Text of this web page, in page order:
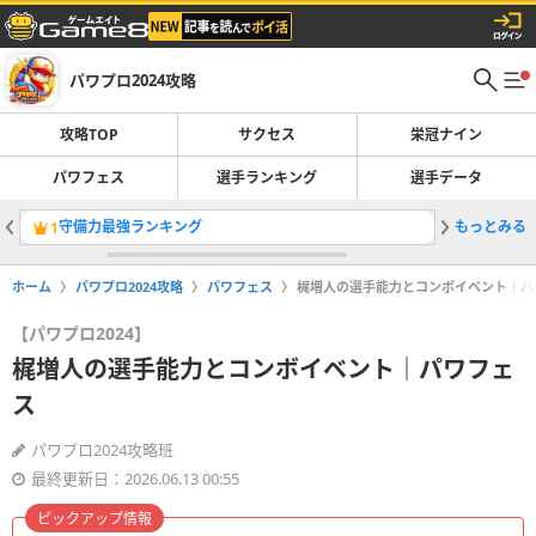
パワプロ2024攻略
攻略TOP サクセス 栄冠ナイン
パワフェス 選手ランキング 選手データ
1守備力最強ランキング 2サード(
もっとみる
ホーム パワプロ2024攻略 パワフェス 梶増人の選手能力とコンボイベント｜
【パワプロ2024】
梶増人の選手能力とコンボイベント｜パワフェ
ス
パワプロ2024攻略班
最終更新日：2026.06.13 00:55
ピックアップ情報